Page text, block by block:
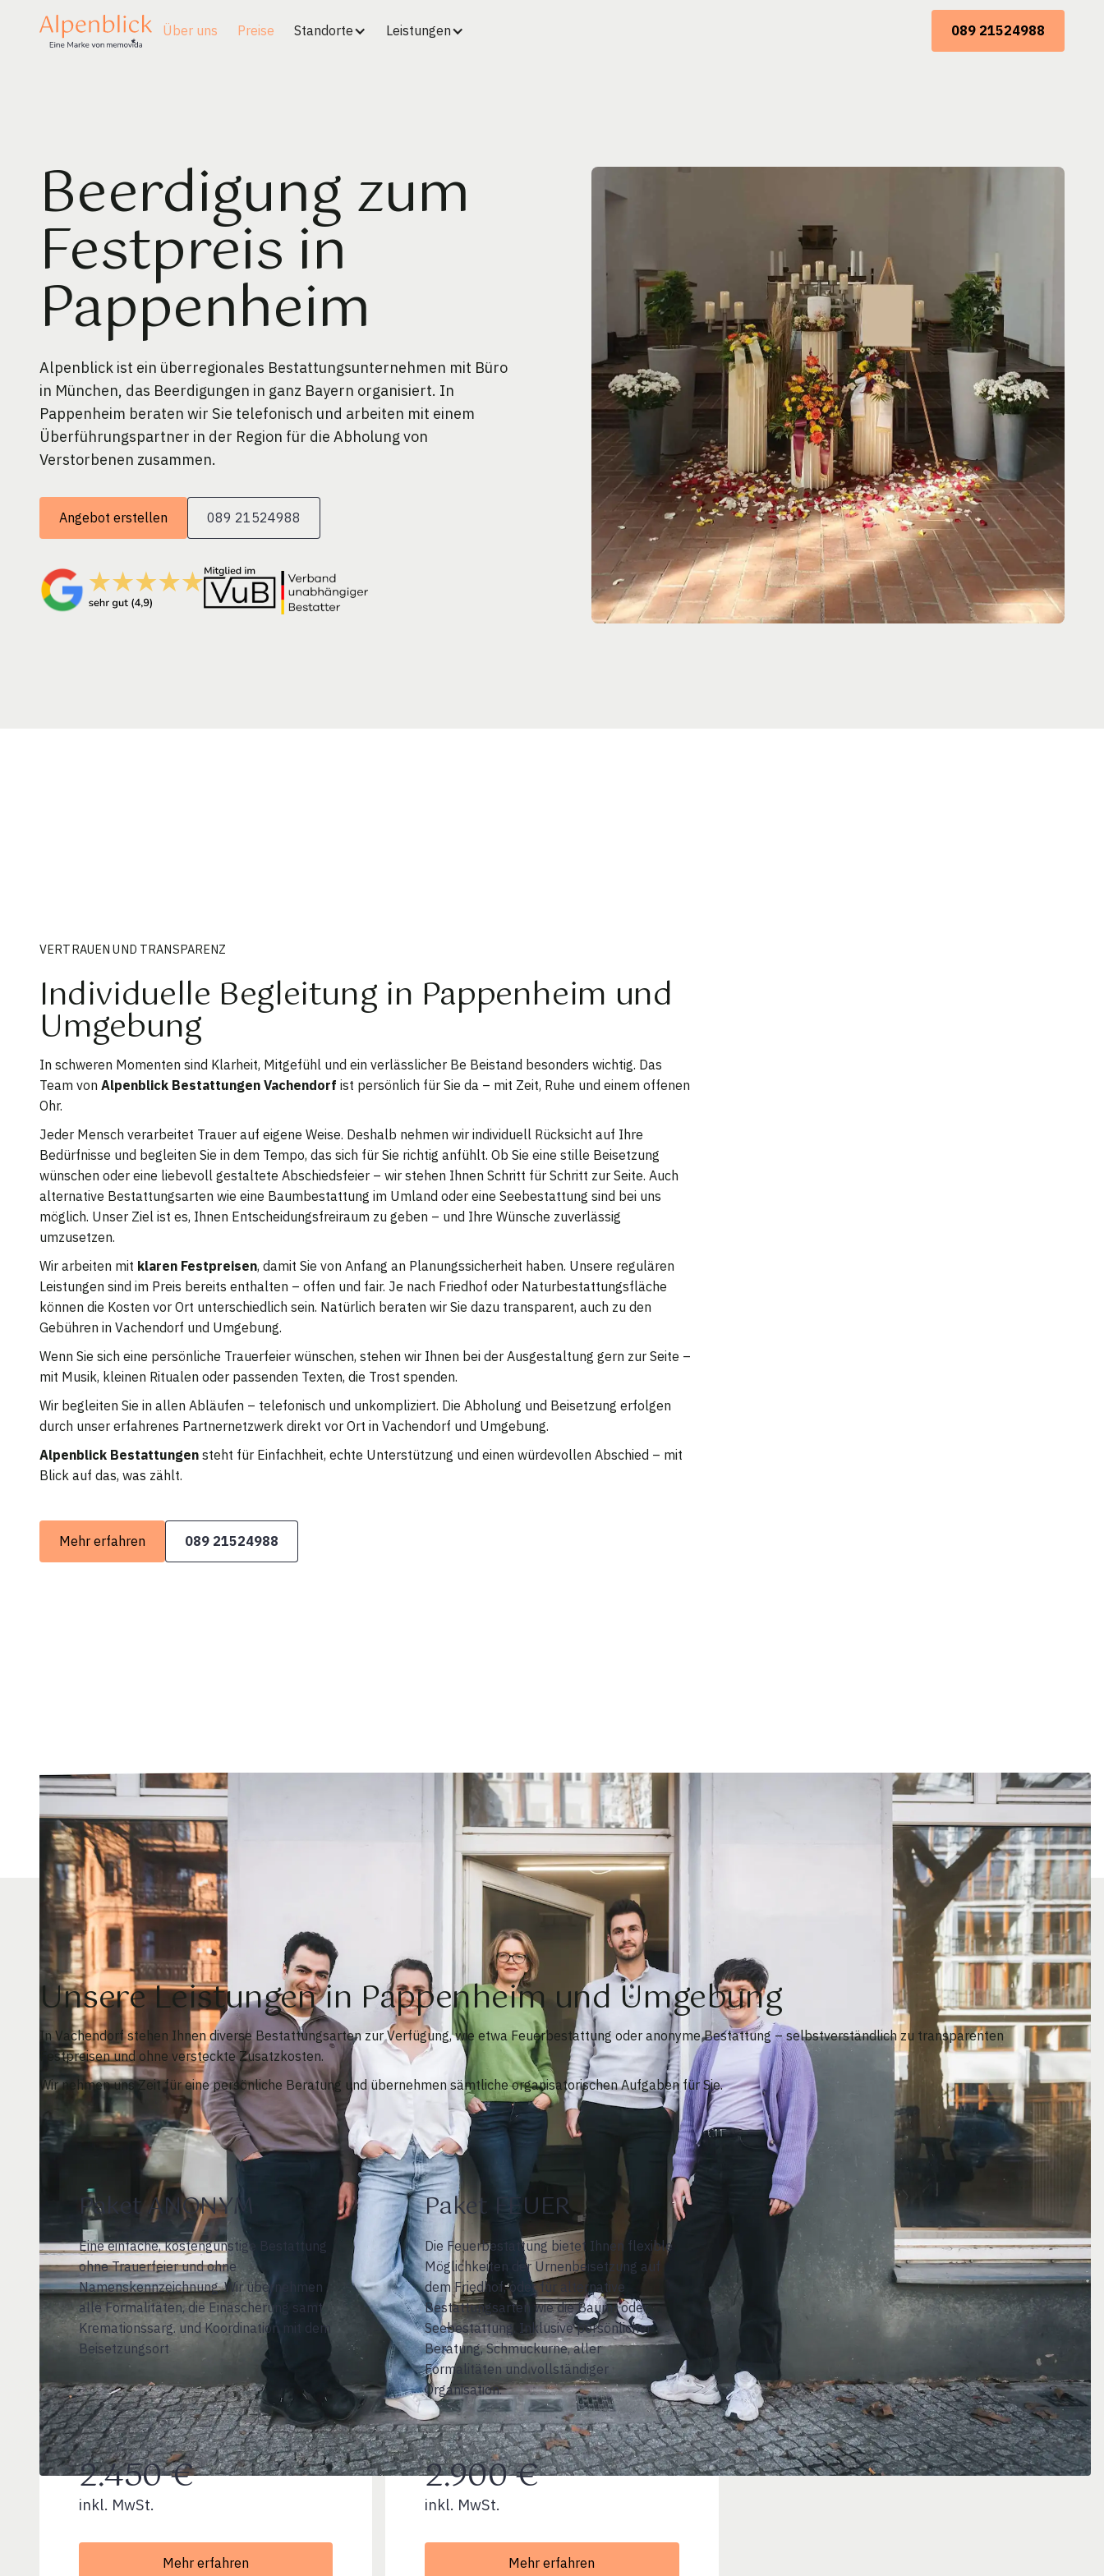
Über uns Preise Standorte Leistungen 089 21524988
Beerdigung zum
Festpreis in
Pappenheim
Alpenblick ist ein überregionales Bestattungsunternehmen mit Büro
in München, das Beerdigungen in ganz Bayern organisiert. In
Pappenheim beraten wir Sie telefonisch und arbeiten mit einem
Überführungspartner in der Region für die Abholung von
Verstorbenen zusammen.
Angebot erstellen 089 21524988
VERTRAUEN UND TRANSPARENZ
Individuelle Begleitung in Pappenheim und
Umgebung
In schweren Momenten sind Klarheit, Mitgefühl und ein verlässlicher Be Beistand besonders wichtig. Das
Team von Alpenblick Bestattungen Vachendorf ist persönlich für Sie da – mit Zeit, Ruhe und einem offenen
Ohr.
Jeder Mensch verarbeitet Trauer auf eigene Weise. Deshalb nehmen wir individuell Rücksicht auf Ihre
Bedürfnisse und begleiten Sie in dem Tempo, das sich für Sie richtig anfühlt. Ob Sie eine stille Beisetzung
wünschen oder eine liebevoll gestaltete Abschiedsfeier – wir stehen Ihnen Schritt für Schritt zur Seite. Auch
alternative Bestattungsarten wie eine Baumbestattung im Umland oder eine Seebestattung sind bei uns
möglich. Unser Ziel ist es, Ihnen Entscheidungsfreiraum zu geben – und Ihre Wünsche zuverlässig
umzusetzen.
Wir arbeiten mit klaren Festpreisen, damit Sie von Anfang an Planungssicherheit haben. Unsere regulären
Leistungen sind im Preis bereits enthalten – offen und fair. Je nach Friedhof oder Naturbestattungsfläche
können die Kosten vor Ort unterschiedlich sein. Natürlich beraten wir Sie dazu transparent, auch zu den
Gebühren in Vachendorf und Umgebung.
Wenn Sie sich eine persönliche Trauerfeier wünschen, stehen wir Ihnen bei der Ausgestaltung gern zur Seite –
mit Musik, kleinen Ritualen oder passenden Texten, die Trost spenden.
Wir begleiten Sie in allen Abläufen – telefonisch und unkompliziert. Die Abholung und Beisetzung erfolgen
durch unser erfahrenes Partnernetzwerk direkt vor Ort in Vachendorf und Umgebung.
Alpenblick Bestattungen steht für Einfachheit, echte Unterstützung und einen würdevollen Abschied – mit
Blick auf das, was zählt.
Mehr erfahren 089 21524988
Unsere Leistungen in Pappenheim und Umgebung
In Vachendorf stehen Ihnen diverse Bestattungsarten zur Verfügung, wie etwa Feuerbestattung oder anonyme Bestattung – selbstverständlich zu transparenten
Festpreisen und ohne versteckte Zusatzkosten.
Wir nehmen uns Zeit für eine persönliche Beratung und übernehmen sämtliche organisatorischen Aufgaben für Sie.
Paket ANONYM
Eine einfache, kostengünstige Bestattung
ohne Trauerfeier und ohne
Namenskennzeichnung. Wir übernehmen
alle Formalitäten, die Einäscherung samt
Kremationssarg. und Koordination mit dem
Beisetzungsort
2.450 €
inkl. MwSt.
Mehr erfahren
Paket FEUER
Die Feuerbestattung bietet Ihnen flexible
Möglichkeiten der Urnenbeisetzung auf
dem Friedhof, oder für alternative
Bestattungsarten wie die Baum- oder
Seebestattung. Inklusive persönlicher
Beratung, Schmuckurne, aller
Formalitäten und vollständiger
Organisation.
2.900 €
inkl. MwSt.
Mehr erfahren